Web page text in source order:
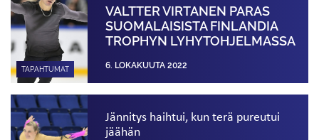
TAPAHTUMAT
VALTTER VIRTANEN PARAS
SUOMALAISISTA FINLANDIA
TROPHYN LYHYT­OHJELMASSA
6. LOKAKUUTA 2022
Jännitys haihtui, kun terä pureutui
jäähän